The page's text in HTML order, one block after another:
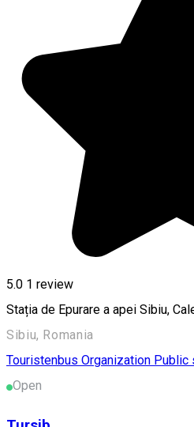
5.0 1 review
Stația de Epurare a apei Sibiu,
Sibiu, Romania
Touristenbus Organization Public
Open